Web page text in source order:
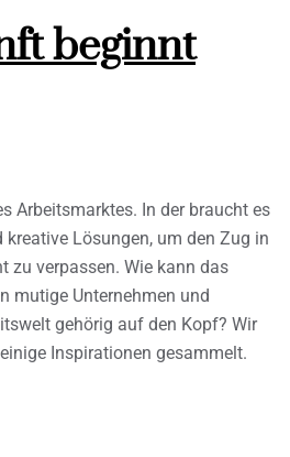
beginnt
Arbeitsmarktes. In der braucht es
Lösungen, um den Zug in
zu verpassen. Wie kann das
mutige Unternehmen und
gehörig auf den Kopf? Wir
Inspirationen gesammelt.